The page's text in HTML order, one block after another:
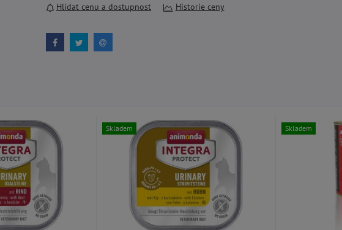
Hlídat cenu a dostupnost Historie ceny
Skladem Skladem